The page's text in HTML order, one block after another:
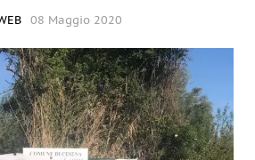
08 Maggio 2020